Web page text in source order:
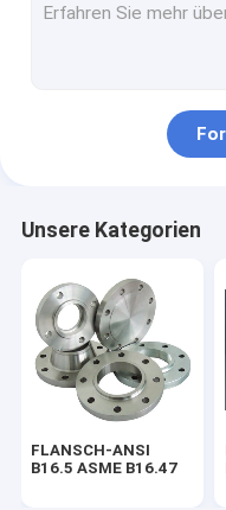
FITTINGS-LÄRM-EN
STAHLrohr-T-STÜCK
Stahlrohr-Reduzierer
Stahlrohr-Kappe
FROGED, DAS ASME
Unsere Kategorien
FLANSCH-ANSI
B16.5 ASME B16.47